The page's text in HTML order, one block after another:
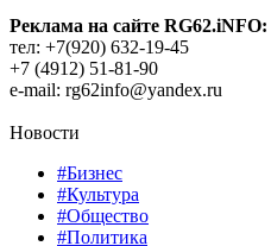
Реклама на сайте RG62.iNFO:
тел: +7(920) 632-19-45
+7 (4912) 51-81-90
e-mail: rg62info@yandex.ru
Новости
#Бизнес
#Культура
#Общество
#Политика